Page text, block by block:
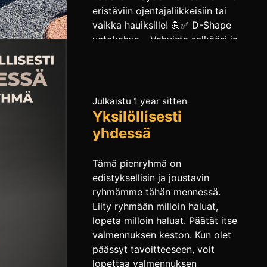
eristäviin ojentajaliikkeisiin tai
vaikka hauiksille! 💪✅ D-Shape
vetokahva – Vahvista selkääsi ja
ojentajiin ja forkkuhin! 🔥✅
Tricep […]
Julkaistu 1 year sitten
Yksilöllisesti
yhdessä
Tämä pienryhmä on
edistyksellisin ja joustavin
ryhmämme tähän mennessä.
Liity ryhmään milloin haluat,
lopeta milloin haluat. Päätät itse
valmennuksen keston. Kun olet
päässyt tavoitteeseen, voit
lopettaa valmennuksen